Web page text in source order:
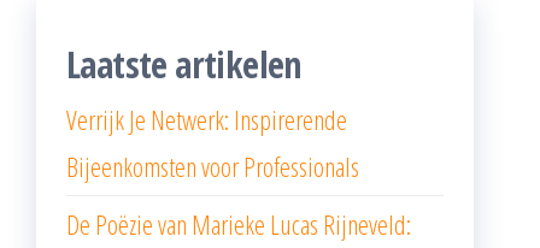
Laatste artikelen
Verrijk Je Netwerk: Inspirerende
Bijeenkomsten voor Professionals
De Poëzie van Marieke Lucas Rijneveld: